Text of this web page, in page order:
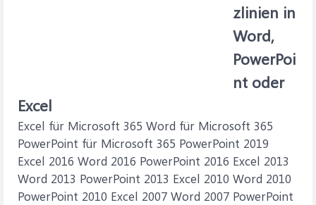
zlinien in
Word,
PowerPoi
nt oder
Excel
Excel für Microsoft 365 Word für Microsoft 365
PowerPoint für Microsoft 365 PowerPoint 2019
Excel 2016 Word 2016 PowerPoint 2016 Excel 2013
Word 2013 PowerPoint 2013 Excel 2010 Word 2010
PowerPoint 2010 Excel 2007 Word 2007 PowerPoint